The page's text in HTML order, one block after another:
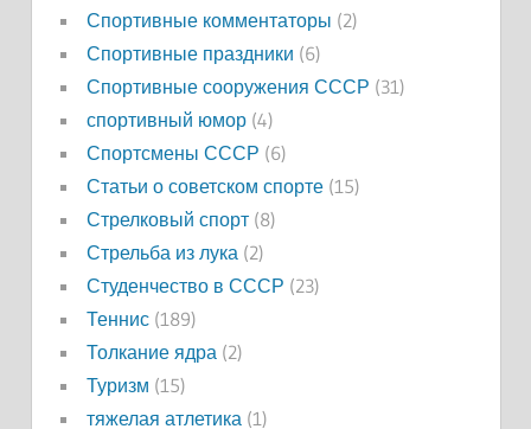
Спортивные комментаторы (2)
Спортивные праздники (6)
Спортивные сооружения СССР (31)
спортивный юмор(4)
Спортсмены СССР (6)
Статьи о советском спорте(15)
Стрелковый спорт(8)
Стрельба из лука (2)
Студенчество в СССР (23)
Теннис(189)
Толкание ядра (2)
Туризм (15)
тяжелая атлетика (1)